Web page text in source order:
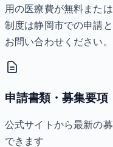
用の医療費が無料また
制度は静岡市での申請
お問い合わせください。
申請書類・募集要項
公式サイトから最新の
できます